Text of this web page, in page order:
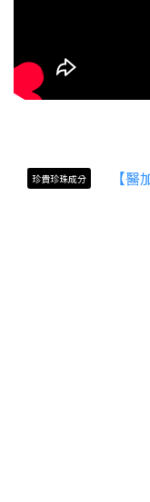
珍貴珍珠成分